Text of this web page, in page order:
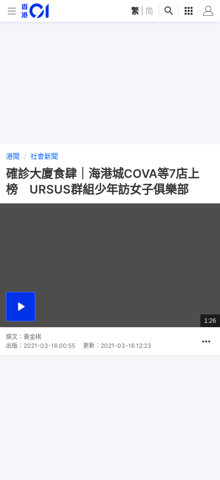
繁 简
港聞 社會新聞
確診大廈食肆｜海港城COVA等7店上
榜 URSUS群組少年訪女子俱樂部
播
總
共
1:26
撰文： 黃金棋
出版： 2021-03-16 00:55 更新： 2021-03-16 12:23